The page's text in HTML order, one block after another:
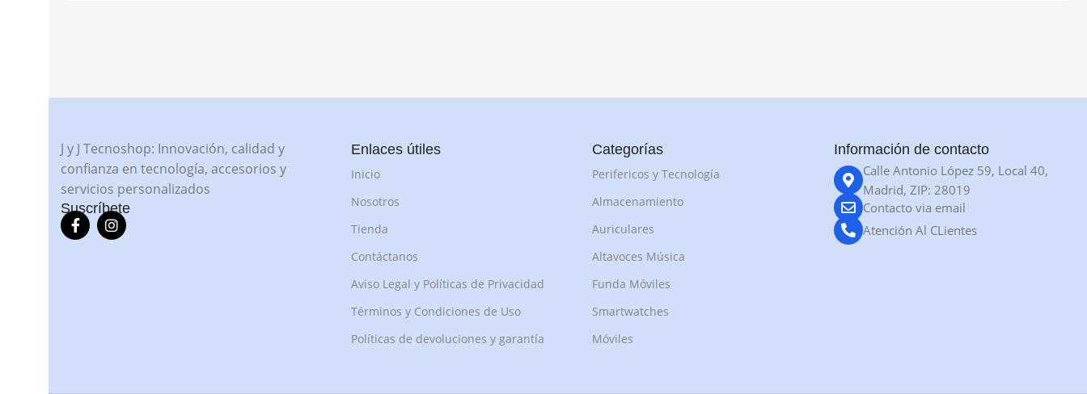
J y J Tecnoshop: Innovación, calidad y
confianza en tecnología, accesorios y
servicios personalizados
Suscríbete
Enlaces útiles
Inicio
Nosotros
Tienda
Contáctanos
Aviso Legal y Políticas de Privacidad
Términos y Condiciones de Uso
Políticas de devoluciones y garantía
Categorías
Perifericos y Tecnología
Almacenamiento
Auriculares
Altavoces Música
Funda Móviles
Smartwatches
Móviles
Información de contacto
Calle Antonio López 59, Local 40,
Madrid, ZIP: 28019
Contacto via email
Atención Al CLientes